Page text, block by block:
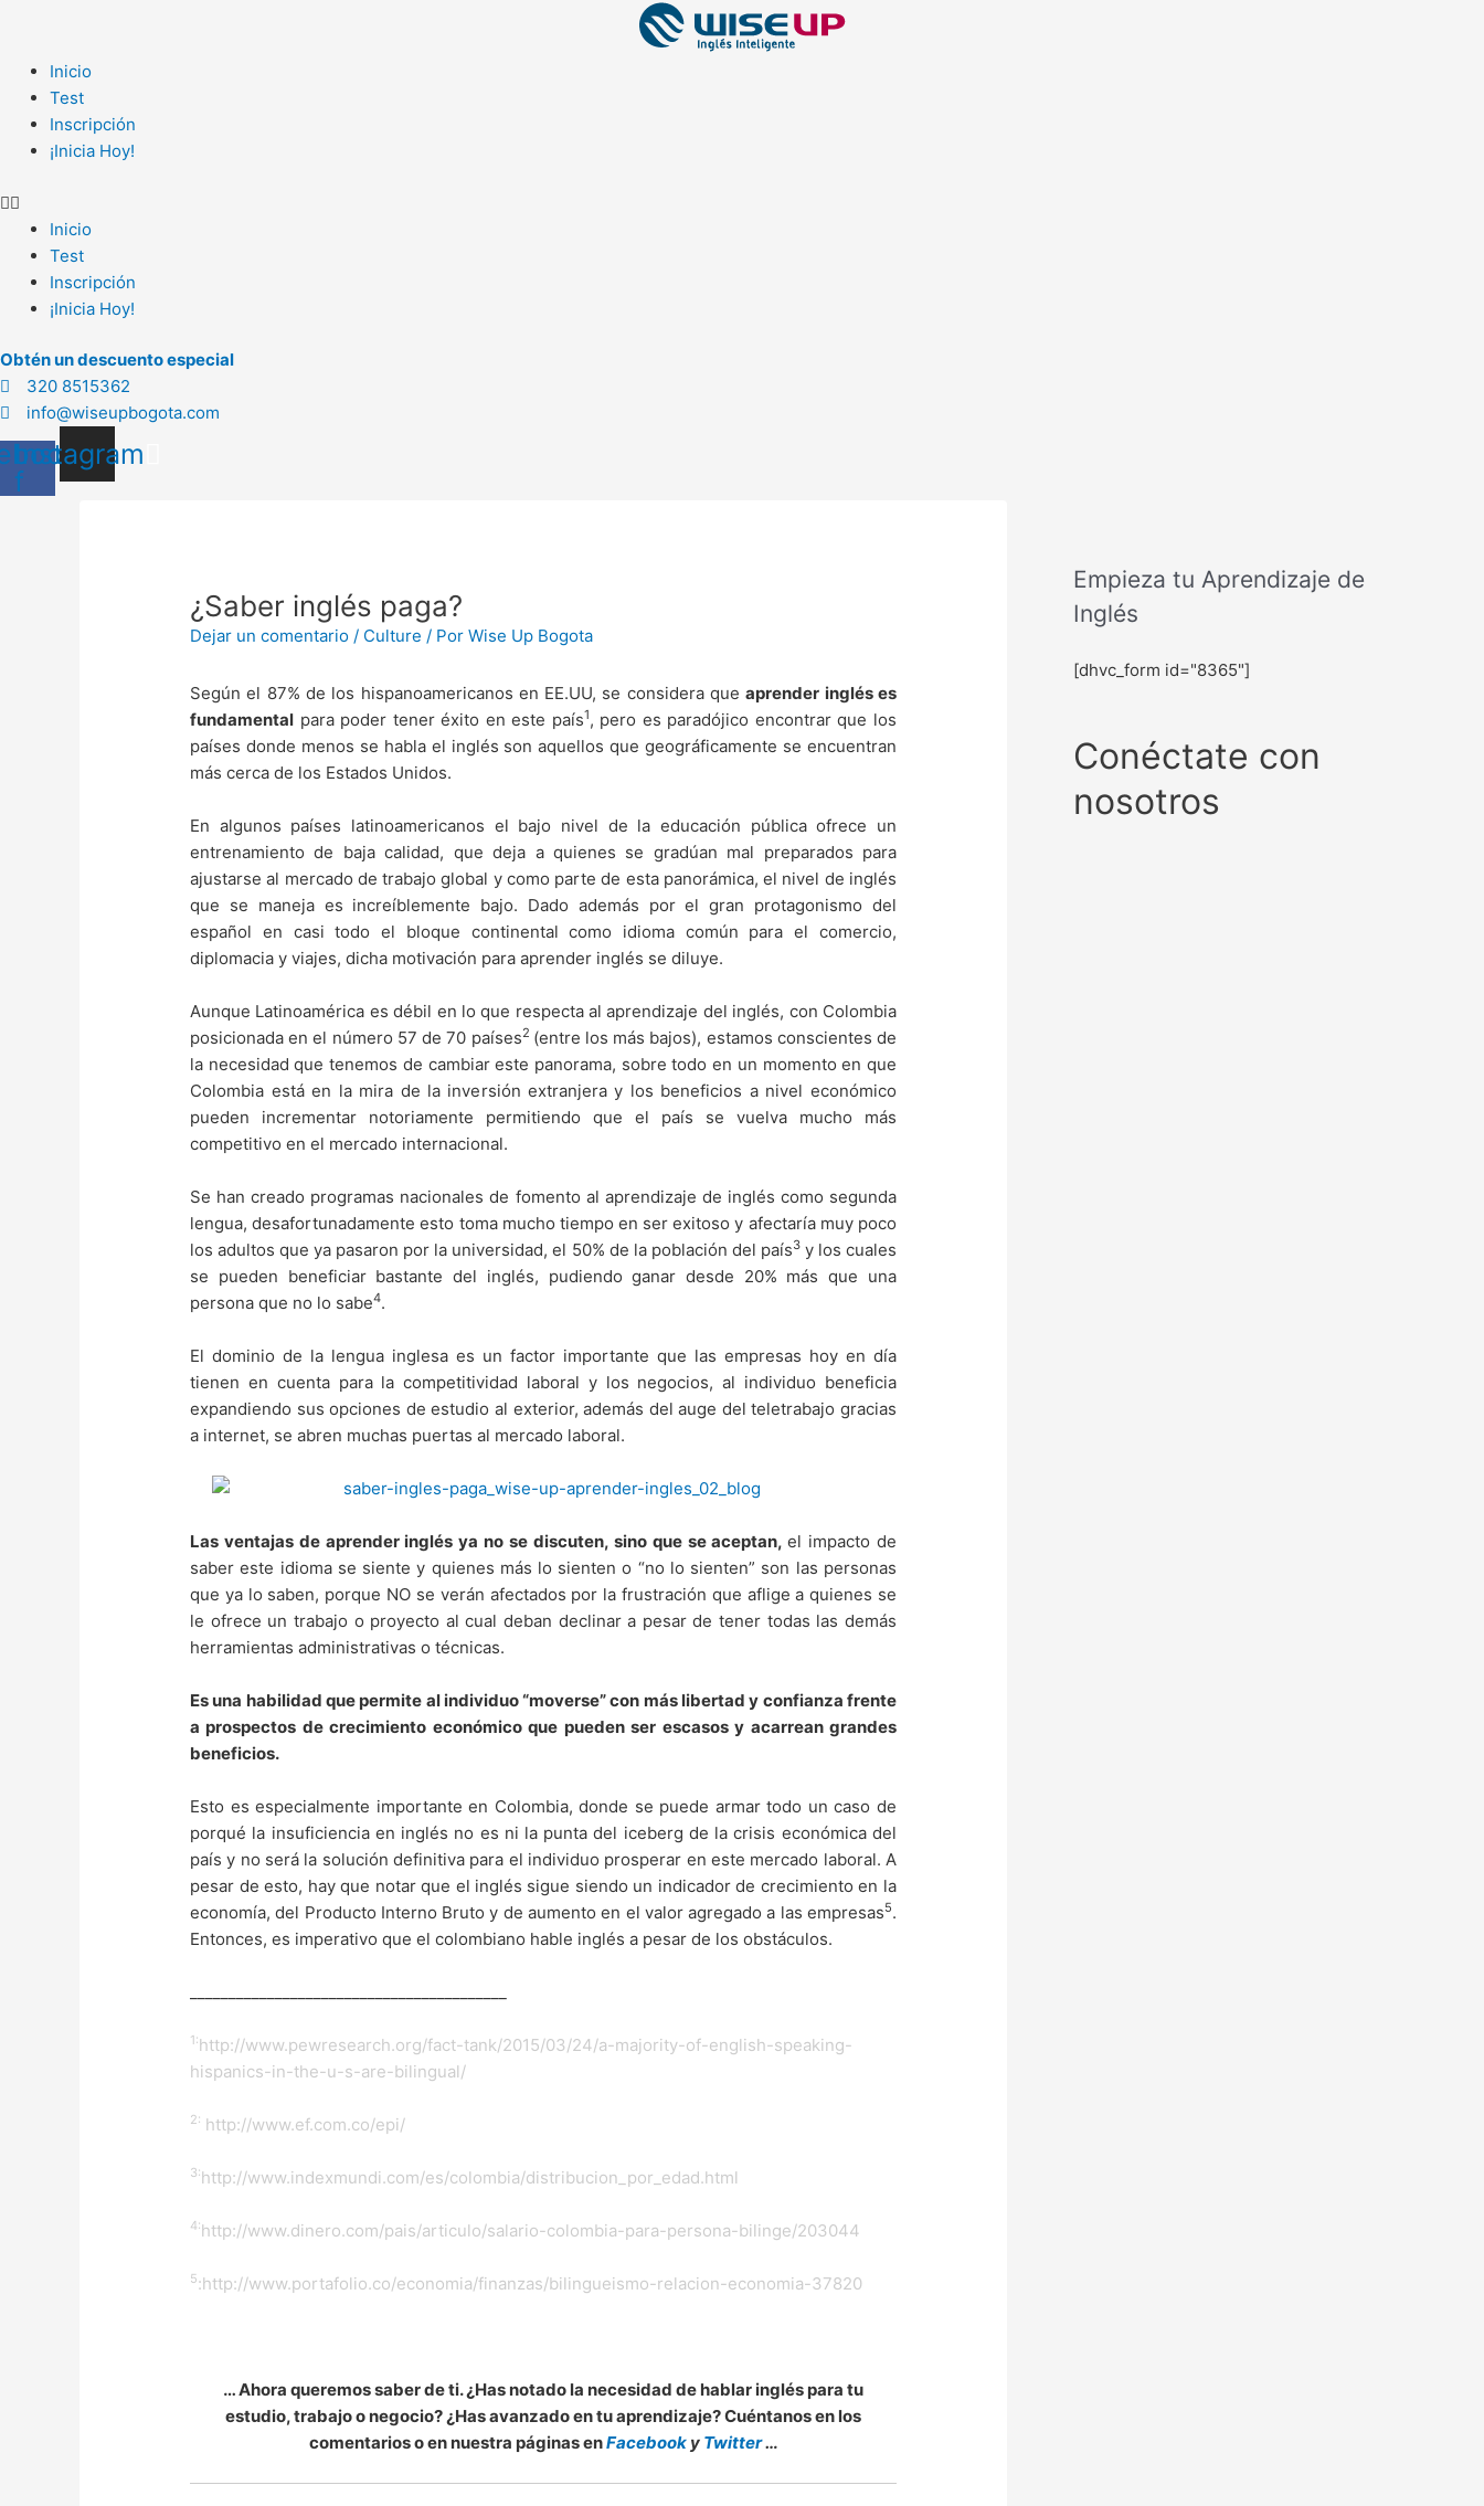
contenido
Inicio
Test
Inscripción
¡Inicia Hoy!
Inicio
Test
Inscripción
¡Inicia Hoy!
Obtén un descuento especial
320 8515362
info@wiseupbogota.com
f
Instagram
¿Saber inglés paga?
Dejar un comentario / Culture / PorWise Up Bogota
Según el 87% de los hispanoamericanos en EE.UU, se considera queaprender inglés es
fundamental para poder tener éxito en este país1, pero es paradójico encontrar que los
países donde menos se habla el inglés son aquellos que geográficamente se encuentran
más cerca de los Estados Unidos.
En algunos países latinoamericanos el bajo nivel de la educación pública ofrece un
entrenamiento de baja calidad, que deja a quienes se gradúan mal preparados para
ajustarse al mercado de trabajo global y como parte de esta panorámica, el nivel de inglés
que se maneja es increíblemente bajo. Dado además por el gran protagonismo del
español en casi todo el bloque continental como idioma común para el comercio,
diplomacia y viajes, dicha motivación para aprender inglés se diluye.
Aunque Latinoamérica es débil en lo que respecta al aprendizaje del inglés, con Colombia
posicionada en el número 57 de 70 países2 (entre los más bajos), estamos conscientes de
la necesidad que tenemos de cambiar este panorama, sobre todo en un momento en que
Colombia está en la mira de la inversión extranjera y los beneficios a nivel económico
pueden incrementar notoriamente permitiendo que el país se vuelva mucho más
competitivo en el mercado internacional.
Se han creado programas nacionales de fomento al aprendizaje de inglés como segunda
lengua, desafortunadamente esto toma mucho tiempo en ser exitoso y afectaría muy poco
los adultos que ya pasaron por la universidad, el 50% de la población del país3y los cuales
se pueden beneficiar bastante del inglés, pudiendo ganar desde 20% más que una
persona que no lo sabe4.
El dominio de la lengua inglesa es un factor importante que las empresas hoy en día
tienen en cuenta para la competitividad laboral y los negocios, al individuo beneficia
expandiendo sus opciones de estudio al exterior, además del auge del teletrabajo gracias
a internet, se abren muchas puertas al mercado laboral.
Las ventajas de aprender inglés ya no se discuten, sino que se aceptan,el impacto de
saber este idioma se siente y quienes más lo sienten o “no lo sienten” son las personas
que ya lo saben, porque NO se verán afectados por la frustración que aflige a quienes se
le ofrece un trabajo o proyecto al cual deban declinar a pesar de tener todas las demás
herramientas administrativas o técnicas.
Es una habilidad que permite al individuo “moverse” con más libertad y confianza frente
a prospectos de crecimiento económico que pueden ser escasos y acarrean grandes
beneficios.
Esto es especialmente importante en Colombia, donde se puede armar todo un caso de
porqué la insuficiencia en inglés no es ni la punta del iceberg de la crisis económica del
país y no será la solución definitiva para el individuo prosperar en este mercado laboral. A
pesar de esto, hay que notar que el inglés sigue siendo un indicador de crecimiento en la
economía, del Producto Interno Bruto y de aumento en el valor agregado a las empresas5.
Entonces, es imperativo que el colombiano hable inglés a pesar de los obstáculos.
1:http://www.pewresearch.org/fact-tank/2015/03/24/a-majority-of-english-speaking-
hispanics-in-the-u-s-are-bilingual/
2: http://www.ef.com.co/epi/
3:http://www.indexmundi.com/es/colombia/distribucion_por_edad.html
4:http://www.dinero.com/pais/articulo/salario-colombia-para-persona-bilinge/203044
5:http://www.portafolio.co/economia/finanzas/bilingueismo-relacion-economia-37820
… Ahora queremos saber de ti. ¿Has notado la necesidad de hablar inglés para tu
estudio, trabajo o negocio? ¿Has avanzado en tu aprendizaje? Cuéntanos en los
comentarios o en nuestra páginas enFacebooky Twitter…
entradas
Empieza tu Aprendizaje de
Inglés
[dhvc_form id="8365"]
Conéctate con
nosotros